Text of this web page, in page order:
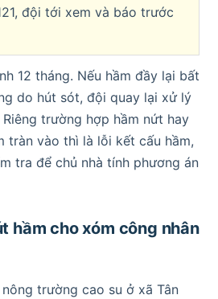
đội tới xem và báo trước
12 tháng. Nếu hầm đầy lại bất
do hút sót, đội quay lại xử lý
trường hợp hầm nứt hay
tràn vào thì là lỗi kết cấu hầm,
tra để chủ nhà tính phương án
hầm cho xóm công nhân
trường cao su ở xã Tân